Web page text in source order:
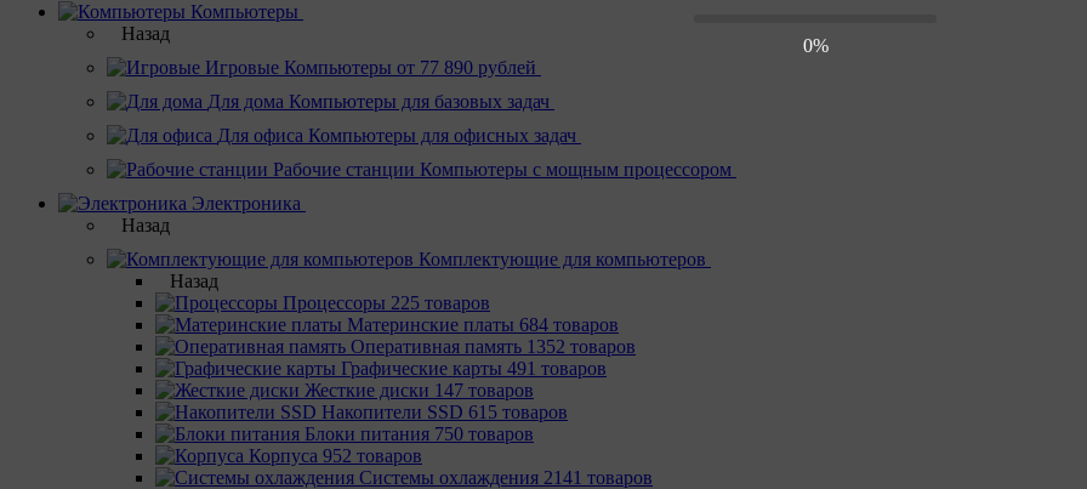
0%
Компьютеры
Назад
Игровые Компьютеры от 77 890 рублей
Для дома Компьютеры для базовых задач
Для офиса Компьютеры для офисных задач
Рабочие станции Компьютеры с мощным процессором
Электроника
Назад
Комплектующие для компьютеров
Назад
Процессоры 225 товаров
Материнcкие платы 684 товаров
Оперативная память 1352 товаров
Графические карты 491 товаров
Жесткие диски 147 товаров
Накопители SSD 615 товаров
Блоки питания 750 товаров
Корпуса 952 товаров
Системы охлаждения 2141 товаров